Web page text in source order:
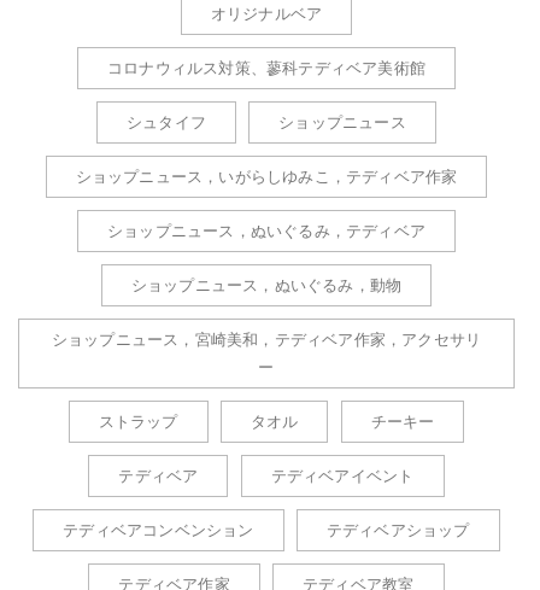
オリジナルベア
コロナウィルス対策、蓼科テディベア美術館
シュタイフ ショップニュース
ショップニュース，いがらしゆみこ，テディベア作家
ショップニュース，ぬいぐるみ，テディベア
ショップニュース，ぬいぐるみ，動物
ショップニュース，宮崎美和，テディベア作家，アクセサリ
ー
ストラップ タオル チーキー
テディベア テディベアイベント
テディベアコンベンション テディベアショップ
テディベア作家 テディベア教室